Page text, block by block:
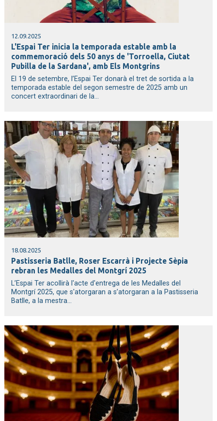
12.09.2025
L'Espai Ter inicia la temporada estable amb la
commemoració dels 50 anys de 'Torroella, Ciutat
Pubilla de la Sardana', amb Els Montgrins
El 19 de setembre, l’Espai Ter donarà el tret de sortida a la
temporada estable del segon semestre de 2025 amb un
concert extraordinari de la...
18.08.2025
Pastisseria Batlle, Roser Escarrà i Projecte Sèpia
rebran les Medalles del Montgrí 2025
L’Espai Ter acollirà l'acte d'entrega de les Medalles del
Montgrí 2025, que s'atorgaran a s’atorgaran a la Pastisseria
Batlle, a la mestra...